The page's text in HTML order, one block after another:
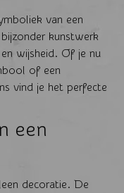
van een
kunstwerk
wijsheid. Of je nu
of een
vind je het perfecte
een
decoratie. De